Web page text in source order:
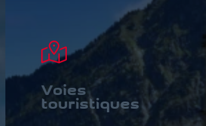
Voies
touristiques